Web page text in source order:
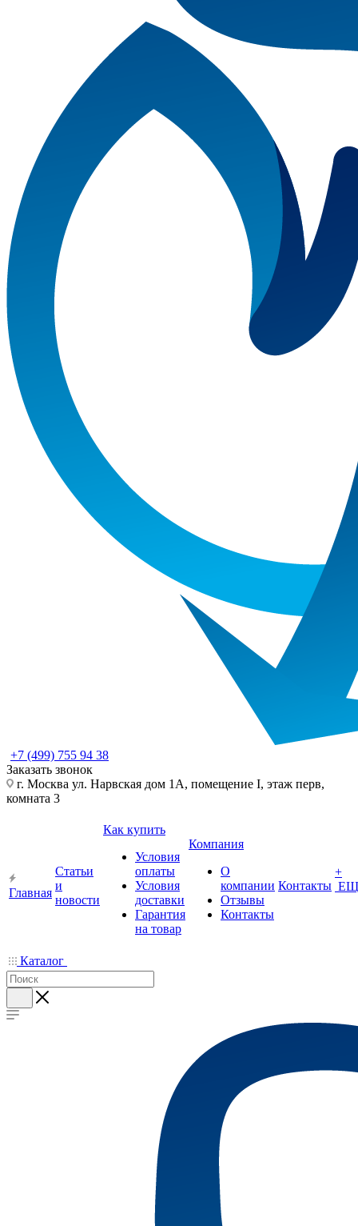
+7 (499) 755 94 38
Заказать звонок
г. Москва ул. Нарвская дом 1А, помещение I, этаж перв,
комната 3
Главная
Статьи
и
новости
Как купить
Условия
оплаты
Условия
доставки
Гарантия
на товар
Компания
О
компании
Отзывы
Контакты
Контакты
+
Каталог